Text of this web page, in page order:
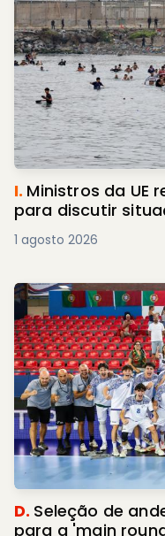
I. Ministros da UE
para discutir
1 agosto 2026
D. Seleção de
para a 'main